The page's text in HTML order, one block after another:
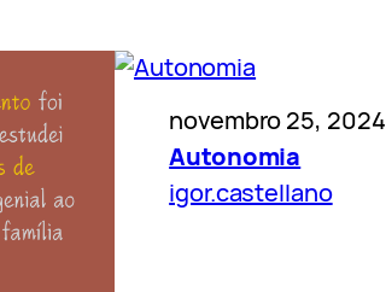
novembro 25, 2024
Autonomia
igor.castellano